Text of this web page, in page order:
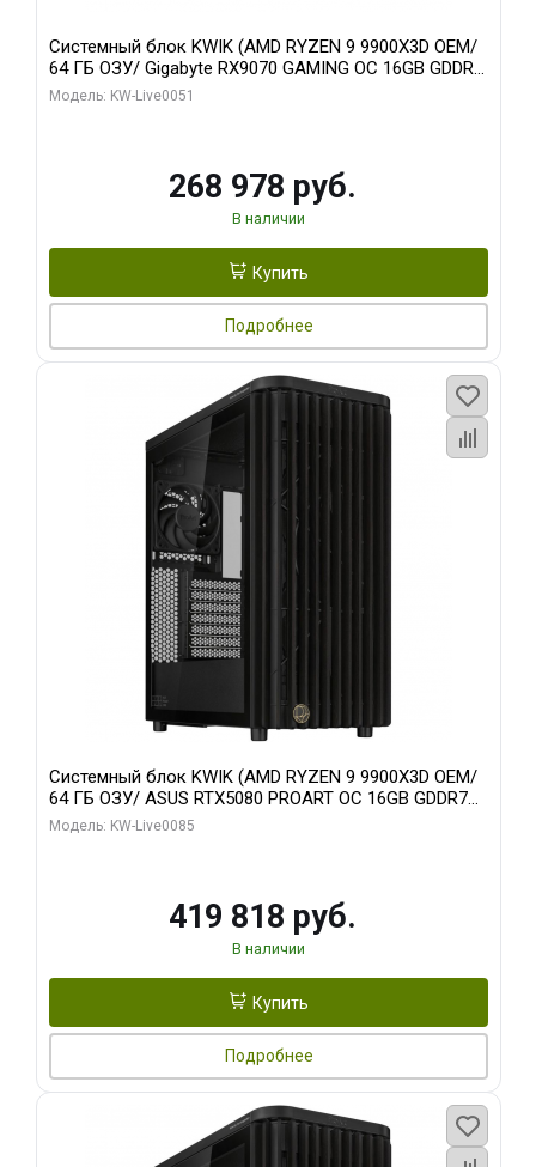
Системный блок KWIK (AMD RYZEN 9 9900X3D OEM/
64 ГБ ОЗУ/ Gigabyte RX9070 GAMING OC 16GB GDDR6
256bit 2xDP 2xH/ 960 ГБ SSD)
Модель: KW-Live0051
268 978 руб.
В наличии
Купить
Подробнее
Системный блок KWIK (AMD RYZEN 9 9900X3D OEM/
64 ГБ ОЗУ/ ASUS RTX5080 PROART OC 16GB GDDR7
256bit Type-C DP 2/ 960 ГБ SSD)
Модель: KW-Live0085
419 818 руб.
В наличии
Купить
Подробнее